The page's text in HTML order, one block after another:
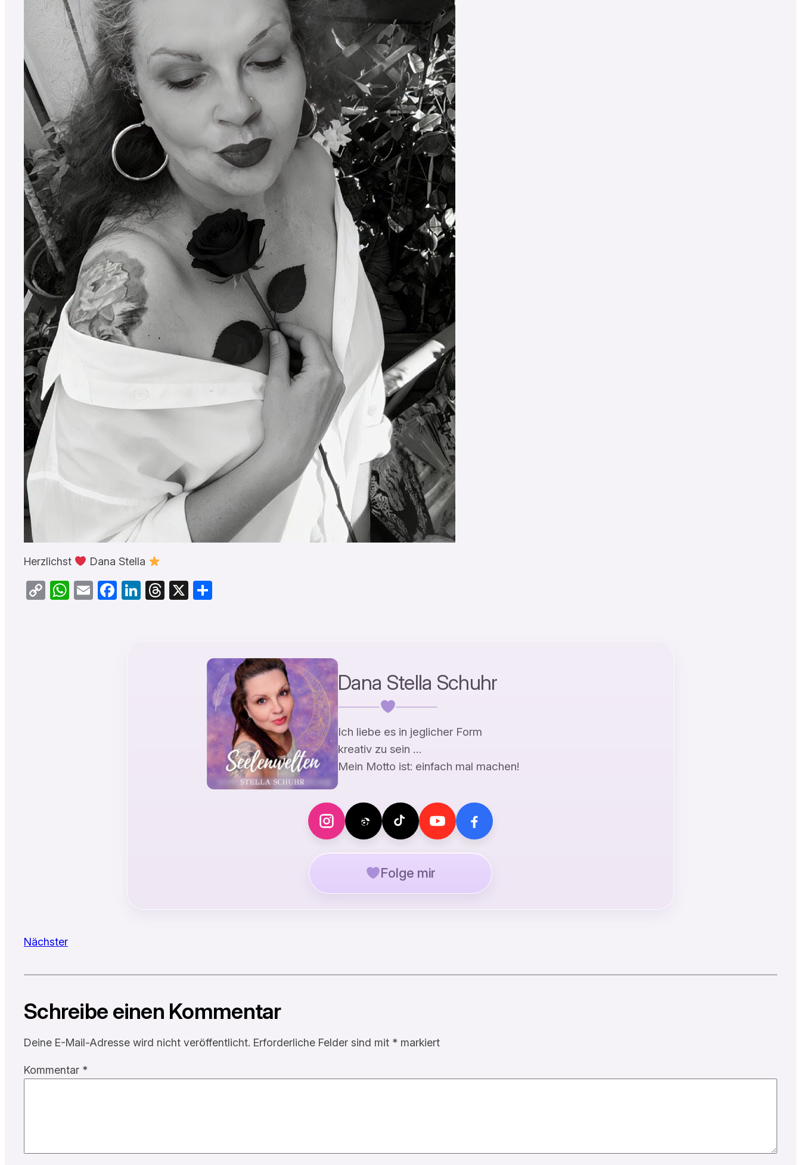
Herzlichst Dana Stella
CopyWhatsApp
EmailFacebook
LinkedIn
Threads
X
Dana Stella Schuhr
Ich liebe es in jeglicher Form
kreativ zu sein …
Mein Motto ist: einfach mal machen!
Folge mir
Nächster
Schreibe einen Kommentar
Deine E-Mail-Adresse wird nicht veröffentlicht. Erforderliche Felder sind mit * markiert
Kommentar *